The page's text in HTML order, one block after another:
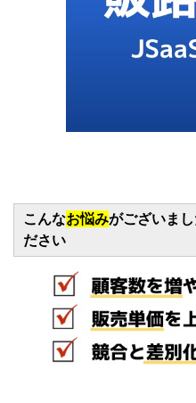
こんなお悩みがございま
ださい